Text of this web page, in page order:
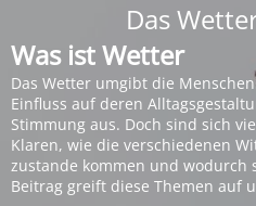
Das
Was ist Wetter
Das Wetter umgibt die
Einfluss auf deren
Stimmung aus. Doch sind sich
Klaren, wie die verschiedenen
zustande kommen und wodurch
Beitrag greift diese Themen auf